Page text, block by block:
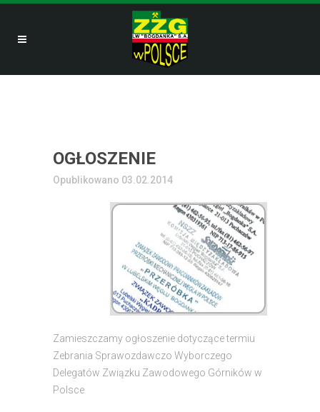
OGŁOSZENIE
Opublikowano 03.02.2014
Zamieszczamy ogłoszenie dotyczące termiu
Zebrania Sprawozdawczo Wyborczego
Delegatów Związku Zawodowego Górników w
Polsce